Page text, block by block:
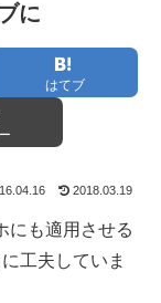
に
はてブ
2018.03.19
にも適用させる
工夫していま